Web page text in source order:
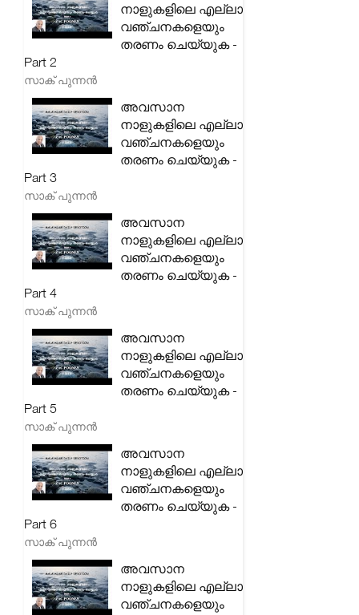
നാളുകളിലെ എല്ലാ
വഞ്ചനകളെയും
തരണം ചെയ്യുക -
Part 2
സാക് പുന്നൻ
അവസാന
നാളുകളിലെ എല്ലാ
വഞ്ചനകളെയും
തരണം ചെയ്യുക -
Part 3
സാക് പുന്നൻ
അവസാന
നാളുകളിലെ എല്ലാ
വഞ്ചനകളെയും
തരണം ചെയ്യുക -
Part 4
സാക് പുന്നൻ
അവസാന
നാളുകളിലെ എല്ലാ
വഞ്ചനകളെയും
തരണം ചെയ്യുക -
Part 5
സാക് പുന്നൻ
അവസാന
നാളുകളിലെ എല്ലാ
വഞ്ചനകളെയും
തരണം ചെയ്യുക -
Part 6
സാക് പുന്നൻ
അവസാന
നാളുകളിലെ എല്ലാ
വഞ്ചനകളെയും